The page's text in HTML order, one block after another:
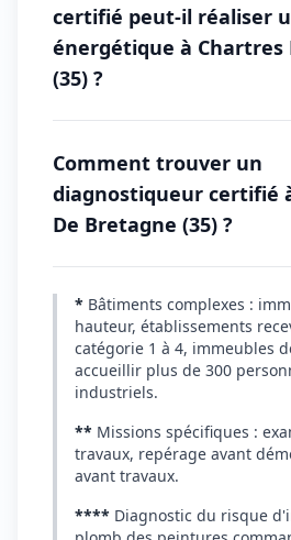
certifié peut-il réaliser
énergétique à Chartres
(35) ?
Comment trouver un
diagnostiqueur certifié
De Bretagne (35) ?
* Bâtiments complexes :
hauteur, établissements
catégorie 1 à 4, immeubles
accueillir plus de 300
industriels.
** Missions spécifiques :
travaux, repérage avant
avant travaux.
**** Diagnostic du risque